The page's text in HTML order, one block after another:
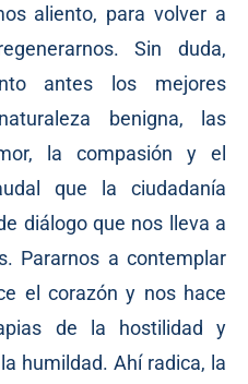
aliento, para volver a
Sin duda,
antes los mejores
benigna, las
la compasión y el
que la ciudadanía
diálogo que nos lleva a
Pararnos a contemplar
el corazón y nos hace
de la hostilidad y
humildad. Ahí radica, la